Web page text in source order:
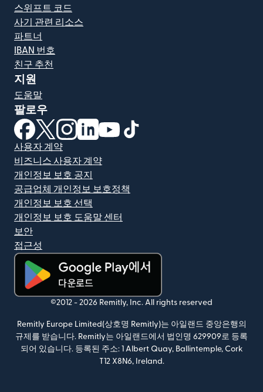
스위프트 코드
사기 관련 리소스
파트너
IBAN 번호
친구 추천
지원
도움말
팔로우
(새 창에서 열림)
(새 창에서 열림)
(새 창에서 열림)
(새 창에서 열림)
(새 창에서 열림)
사용자 계약
비즈니스 사용자 계약
개인정보 보호 공지
공급업체 개인정보 보호정책
개인정보 보호 선택
개인정보 보호 도움말 센터
보안
접근성
(새 창에서 열림)
©2012 - 2026 Remitly, Inc. All rights reserved
Remitly Europe Limited(상호명 Remitly)는 아일랜드 중앙은행의
규제를 받습니다. Remitly는 아일랜드에서 법인명 629909로 등록
되어 있습니다. 등록된 주소: 1 Albert Quay, Ballintemple, Cork
T12 X8N6, Ireland.